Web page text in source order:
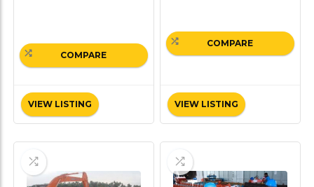
VIEW LISTING
COMPARE
VIEW LISTING
COMPARE